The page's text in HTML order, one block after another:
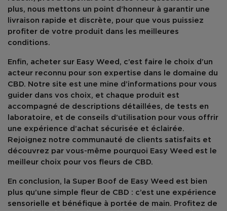
plus, nous mettons un point d’honneur à garantir une
livraison rapide et discrète, pour que vous puissiez
profiter de votre produit dans les meilleures
conditions.
Enfin, acheter sur Easy Weed , c’est faire le choix d’un
acteur reconnu pour son expertise dans le domaine du
CBD. Notre site est une mine d’informations pour vous
guider dans vos choix, et chaque produit est
accompagné de descriptions détaillées, de tests en
laboratoire, et de conseils d’utilisation pour vous offrir
une expérience d’achat sécurisée et éclairée.
Rejoignez notre communauté de clients satisfaits et
découvrez par vous-même pourquoi Easy Weed est le
meilleur choix pour vos fleurs de CBD.
En conclusion, la Super Boof de Easy Weed
est bien
plus qu’une simple fleur de CBD : c’est une expérience
sensorielle et bénéfique à portée de main. Profitez de